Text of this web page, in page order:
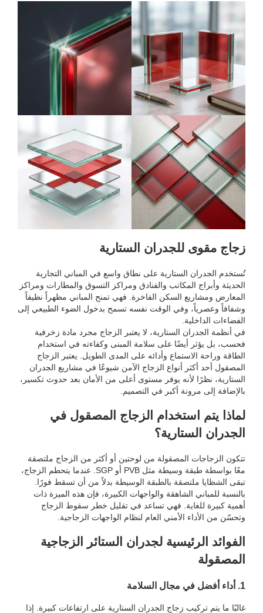
زجاج مقوى للجدران الستارية
تُستخدم الجدران الستارية على نطاق واسع في المباني التجارية
الحديثة وأبراج المكاتب والفنادق ومراكز التسوق والمطارات ومراكز
المعارض ومشاريع السكن الفاخرة. فهي تمنح المباني مظهراً نظيفاً
وشفافاً وعصرياً، وفي الوقت نفسه تسمح بدخول الضوء الطبيعي إلى
الفضاءات الداخلية.
في أنظمة الجدران الستارية، لا يعتبر الزجاج مجرد مادة زخرفية
فحسب، بل يؤثر أيضًا على سلامة المبنى وكفاءته في استخدام
الطاقة وراحة الاستماع وأدائه على المدى الطويل. يعتبر الزجاج
المصقول أحد أكثر أنواع الزجاج الآمن شيوعًا في مشاريع الجدران
الستارية، نظرًا لأنه يوفر مستوى أعلى من الأمان بعد حدوث تكسير،
بالإضافة إلى مرونة أكبر في التصميم.
لماذا يتم استخدام الزجاج المصقول في
الجدران الستارية؟
تتكون الزجاجات المصقولة من لوحتين أو أكثر من الزجاج ملتصقة
معًا بواسطة طبقة وسيطة مثل PVB أو SGP. عندما يتحطم الزجاج،
تبقى الشظايا ملتصقة بالطبقة الوسيطة بدلاً من أن تسقط فورًا.
بالنسبة للمباني الشاهقة والواجهات الكبيرة، فإن هذه الميزة ذات
أهمية كبيرة للغاية. فهي تساعد في تقليل خطر سقوط الزجاج
وتحسّن من الأداء الأمني العام لنظام الواجهات الزجاجية.
الفوائد الرئيسية لجدران الستائر الزجاجية
المصقولة
1. أداء أفضل في مجال السلامة
غالبًا ما يتم تركيب زجاج الجدران الستارية على ارتفاعات كبيرة. إذا